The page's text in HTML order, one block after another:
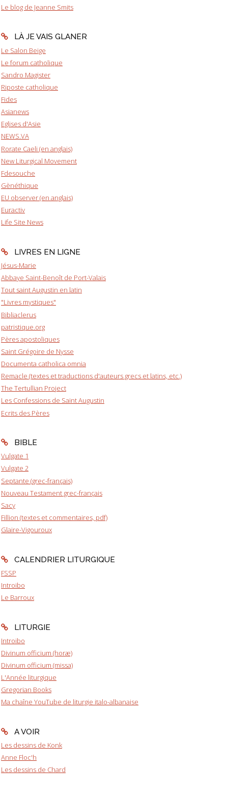
Le blog de Jeanne Smits
LÀ JE VAIS GLANER
Le Salon Beige
Le forum catholique
Sandro Magister
Riposte catholique
Fides
Asianews
Eglises d'Asie
NEWS.VA
Rorate Caeli (en anglais)
New Liturgical Movement
Fdesouche
Gènéthique
EU observer (en anglais)
Euractiv
Life Site News
LIVRES EN LIGNE
Jésus-Marie
Abbaye Saint-Benoît de Port-Valais
Tout saint Augustin en latin
"Livres mystiques"
Bibliaclerus
patristique.org
Pères apostoliques
Saint Grégoire de Nysse
Documenta catholica omnia
Remacle (textes et traductions d'auteurs grecs et latins, etc.)
The Tertullian Project
Les Confessions de Saint Augustin
Ecrits des Pères
BIBLE
Vulgate 1
Vulgate 2
Septante (grec-français)
Nouveau Testament grec-français
Sacy
Fillion (textes et commentaires, pdf)
Glaire-Vigouroux
CALENDRIER LITURGIQUE
FSSP
Introibo
Le Barroux
LITURGIE
Introibo
Divinum officium (horæ)
Divinum officium (missa)
L'Année liturgique
Gregorian Books
Ma chaîne YouTube de liturgie italo-albanaise
A VOIR
Les dessins de Konk
Anne Floc'h
Les dessins de Chard